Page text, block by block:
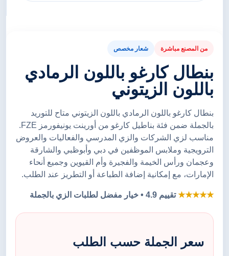
من المصنع مباشرة شعار مخصص
بنطال كارغو باللون الرمادي
باللون الزيتوني
بنطال كارغو باللون الرمادي باللون الزيتوني متاح للتوريد
بالجملة ضمن فئة بناطيل كارغو من أورينت يونيفورمز FZE.
مناسب لزي الشركات والزي المدرسي والفعاليات والعروض
الترويجية وملابس الموظفين في دبي وأبوظبي والشارقة
وعجمان ورأس الخيمة والفجيرة وأم القيوين وجميع أنحاء
الإمارات، مع إمكانية إضافة الطباعة أو التطريز عند الطلب.
★★★★★تقييم 4.9 • خيار مفضل لطلبات الزي بالجملة
سعر الجملة حسب الطلب